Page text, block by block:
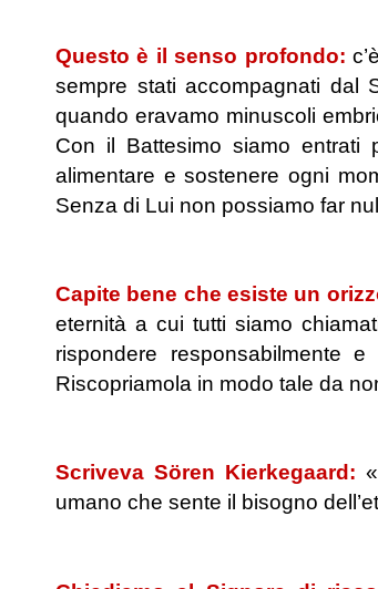
Questo è il senso profondo:
sempre stati accompagnati dal
quando eravamo minuscoli
Con il Battesimo siamo entrati
alimentare e sostenere ogni
Senza di Lui non possiamo far
Capite bene che esiste un
eternità a cui tutti siamo
rispondere responsabilmente
Riscopriamola in modo tale da
Scriveva Sören Kierkegaard:
umano che sente il bisogno